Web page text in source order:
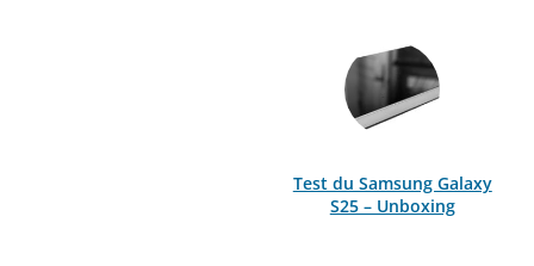
Test du Samsung Galaxy
S25 – Unboxing